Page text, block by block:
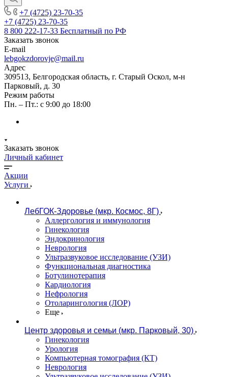
+7 (4725) 23-70-35
+7 (4725) 23-70-35
8 800 222-17-33 Бесплатный по РФ
Заказать звонок
E-mail
lebgokzdorovje@mail.ru
Адрес
309513, Белгородская область, г. Старый Оскол, м-н
Парковый, д. 30
Режим работы
Пн. – Пт.: с 9:00 до 18:00
Заказать звонок
Личный кабинет
Акции
Услуги
ЛебГОК-Здоровье (мкр. Космос, 8Г)
Аллергология и иммунология
Гинекология
Эндокринология
Неврология
Ультразвуковое исследование (УЗИ)
Функциональная диагностика
Ботулинотерапия
Кардиология
Нефрология
Отоларингология (ЛОР)
Еще
Центр здоровья и семьи (мкр. Парковый, 30)
Гинекология
Урология
Компьютерная томография (КТ)
Неврология